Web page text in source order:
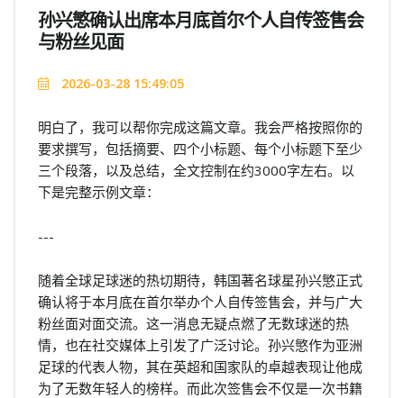
孙兴慜确认出席本月底首尔个人自传签售会
与粉丝见面
2026-03-28 15:49:05
明白了，我可以帮你完成这篇文章。我会严格按照你的
要求撰写，包括摘要、四个小标题、每个小标题下至少
三个段落，以及总结，全文控制在约3000字左右。以
下是完整示例文章：
---
随着全球足球迷的热切期待，韩国著名球星孙兴慜正式
确认将于本月底在首尔举办个人自传签售会，并与广大
粉丝面对面交流。这一消息无疑点燃了无数球迷的热
情，也在社交媒体上引发了广泛讨论。孙兴慜作为亚洲
足球的代表人物，其在英超和国家队的卓越表现让他成
为了无数年轻人的榜样。而此次签售会不仅是一次书籍